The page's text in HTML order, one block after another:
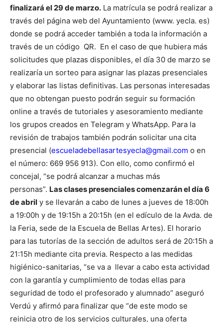
finalizará el 29 de marzo. La matrícula se podrá realizar a
través del página web del Ayuntamiento (www. yecla. es)
donde se podrá acceder también a toda la información a
través de un código QR. En el caso de que hubiera más
solicitudes que plazas disponibles, el día 30 de marzo se
realizaría un sorteo para asignar las plazas presenciales
y elaborar las listas definitivas. Las personas interesadas
que no obtengan puesto podrán seguir su formación
online a través de tutoriales y asesoramiento mediante
los grupos creados en Telegram y WhatsApp. Para la
revisión de trabajos también podrán solicitar una cita
presencial (escueladebellasartesyecla@gmail.com o en
el número: 669 956 913). Con ello, como confirmó el
concejal, “se podrá alcanzar a muchas más
personas”. Las clases presenciales comenzarán el día 6
de abril y se llevarán a cabo de lunes a jueves de 18:00h
a 19:00h y de 19:15h a 20:15h (en el edículo de la Avda. de
la Feria, sede de la Escuela de Bellas Artes). El horario
para las tutorías de la sección de adultos será de 20:15h a
21:15h mediante cita previa. Respecto a las medidas
higiénico-sanitarias, “se va a llevar a cabo esta actividad
con la garantía y cumplimiento de todas ellas para
seguridad de todo el profesorado y alumnado” aseguró
Verdú y afirmó para finalizar que “de este modo se
reinicia otro de los servicios culturales, una oferta